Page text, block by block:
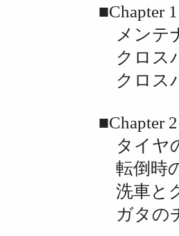
■Chapter
メンテ
クロス
クロス
■Chapter
タイヤ
転倒時
洗車と
ガタの